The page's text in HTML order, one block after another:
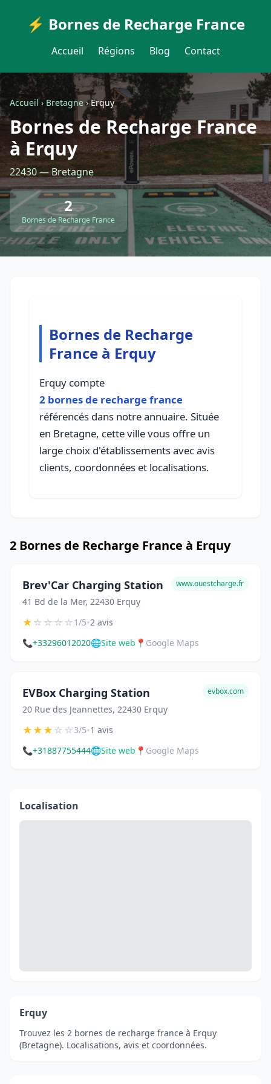
⚡ Bornes de Recharge France
Accueil Régions Blog Contact
Accueil›Bretagne›Erquy
Bornes de Recharge France
à Erquy
22430 — Bretagne
2
Bornes de Recharge France
Bornes de Recharge
France à Erquy
Erquy compte
2 bornes de recharge france
référencés dans notre annuaire. Située
en Bretagne, cette ville vous offre un
large choix d'établissements avec avis
clients, coordonnées et localisations.
2 Bornes de Recharge France à Erquy
Brev'Car Charging Station
41 Bd de la Mer, 22430 Erquy
www.ouestcharge.fr
★☆☆☆☆1/5•2 avis
📞+33296012020🌐Site web 📍 Google Maps
EVBox Charging Station
20 Rue des Jeannettes, 22430 Erquy
evbox.com
★★★☆☆3/5•1 avis
📞+31887755444🌐Site web 📍 Google Maps
Localisation
Erquy
Trouvez les 2 bornes de recharge france à Erquy
(Bretagne). Localisations, avis et coordonnées.